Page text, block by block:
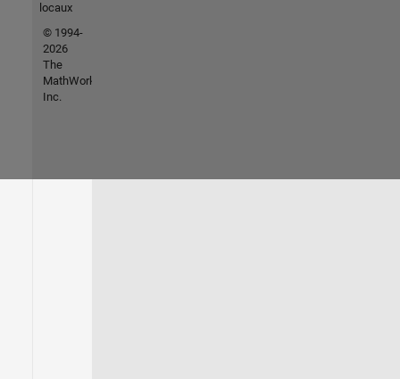
locaux
© 1994-
2026
The
MathWorks,
Inc.